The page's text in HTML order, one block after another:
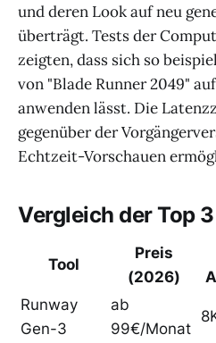
und deren Look auf neu
überträgt. Tests der
zeigten, dass sich so
von "Blade Runner 2049"
anwenden lässt. Die
gegenüber der
Echtzeit-Vorschauen
Vergleich der Top
Tool
Preis
(2026)
Runway
Gen-3
ab
99€/Monat